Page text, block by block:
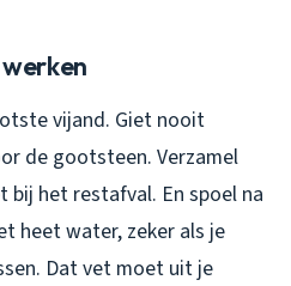
vijand. Giet nooit
de gootsteen. Verzamel
bij het restafval. En spoel na
heet water, zeker als je
Dat vet moet uit je